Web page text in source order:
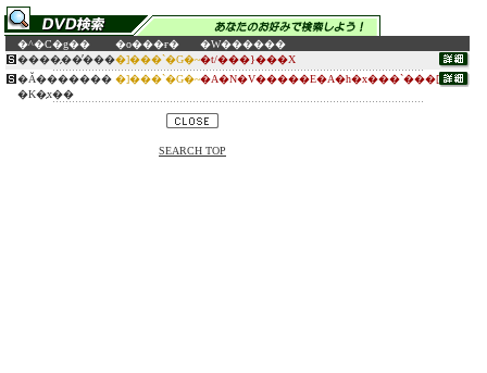
�^�C�g�� �o���ғ�
�W������
����̗��̕����]���`�G�~�t/���}���X
�Ǎ�������
�K�̗x��
�]���`�G�~�A�N�V�����E�A�h�x���`���[
SEARCH TOP